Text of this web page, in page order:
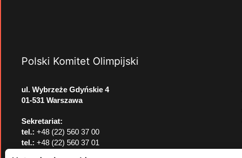
Polski Komitet Olimpijski
ul. Wybrzeże Gdyńskie 4
01-531 Warszawa
Sekretariat:
tel.: +48 (22) 560 37 00
tel.: +48 (22) 560 37 01